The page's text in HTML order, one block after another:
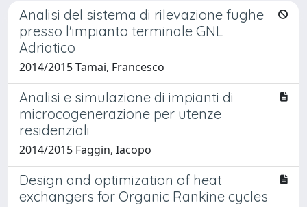
Analisi del sistema di rilevazione fughe
presso l'impianto terminale GNL
Adriatico
2014/2015 Tamai, Francesco
Analisi e simulazione di impianti di
microcogenerazione per utenze
residenziali
2014/2015 Faggin, Iacopo
Design and optimization of heat
exchangers for Organic Rankine cycles